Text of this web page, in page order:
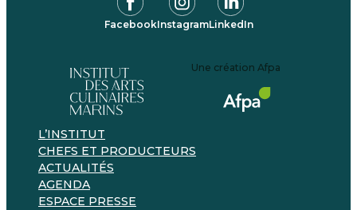
FacebookInstagramLinkedIn
Une création Afpa
L’INSTITUT
CHEFS ET PRODUCTEURS
ACTUALITÉS
AGENDA
ESPACE PRESSE